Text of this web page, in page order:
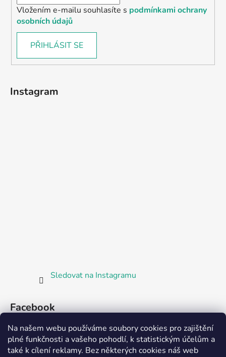
Na našem webu používáme soubory cookies pro zajištění
plné funkčnosti a vašeho pohodlí, k statistickým účelům a
také k cílení reklamy. Bez některých cookies náš web
Vložením e-mailu souhlasíte s podmínkami ochrany
osobních údajů
PŘIHLÁSIT SE
Instagram
Sledovat na Instagramu
Facebook